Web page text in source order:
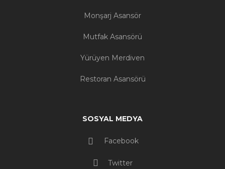
Monşarj Asansör
Mutfak Asansörü
Yürüyen Merdiven
Restoran Asansörü
SOSYAL MEDYA
Facebook
Twitter